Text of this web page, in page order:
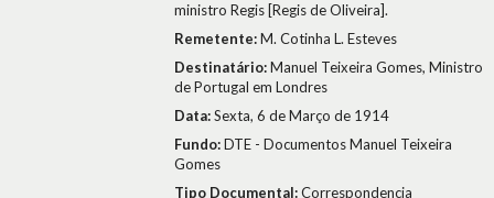
ministro Regis [Regis de Oliveira].
Remetente:M. Cotinha L. Esteves
Destinatário:Manuel Teixeira Gomes, Ministro
de Portugal em Londres
Data:Sexta, 6 de Março de 1914
Fundo:DTE - Documentos Manuel Teixeira
Gomes
Tipo Documental:Correspondencia